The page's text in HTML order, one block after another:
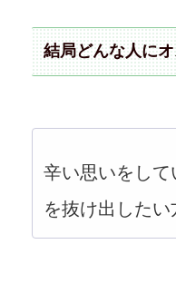
結局どんな人に
辛い思いをし
を抜け出したい